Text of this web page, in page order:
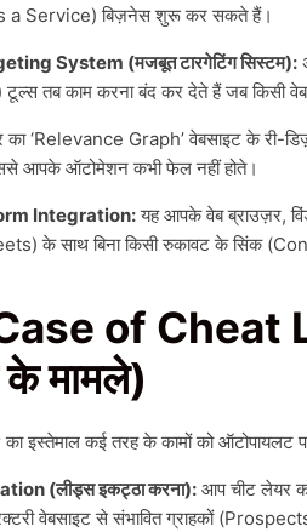
a Service) बिज़नेस शुरू कर सकते हैं।
System (मजबूत टारगेटिंग सिस्टम):
तब काम करना बंद कर देते हैं जब किसी
‘Relevance Graph’ वेबसाइट के री-
आपके ऑटोमेशन कभी फेल नहीं होते।
Integration:यह आपके वेब ब्राउज़र,
के साथ बिना किसी रुकावट के सिंक
of Cheat
के मामले)
इस्तेमाल कई तरह के कामों को ऑटोपायलट
(लीड्स इकट्ठा करना): आप चीट लेयर
वेबसाइट से संभावित ग्राहकों